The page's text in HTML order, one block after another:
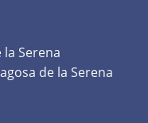
Serena
de la Serena